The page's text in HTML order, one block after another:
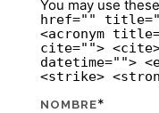
You may use these
href=""
<acronym
cite="">
datetime="">
<strike>
NOMBRE*